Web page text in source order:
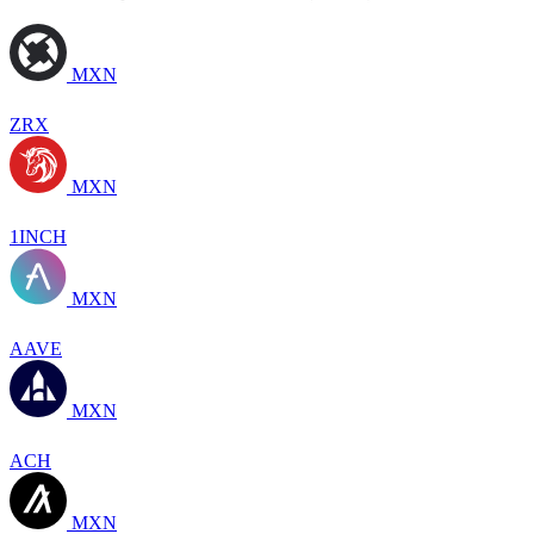
MXN
ZRX
MXN
1INCH
MXN
AAVE
MXN
ACH
MXN